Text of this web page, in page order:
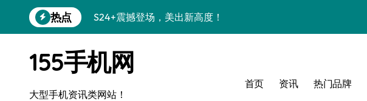
到
热点
S24+震撼登场，美出新高度！
Galaxy A56 5G登场，时尚与性能双巅峰！
Galaxy Z Flip6：折叠时尚，尽显潮流新宠
155手机网
大型手机资讯类网站！
首页 资讯 热门品牌